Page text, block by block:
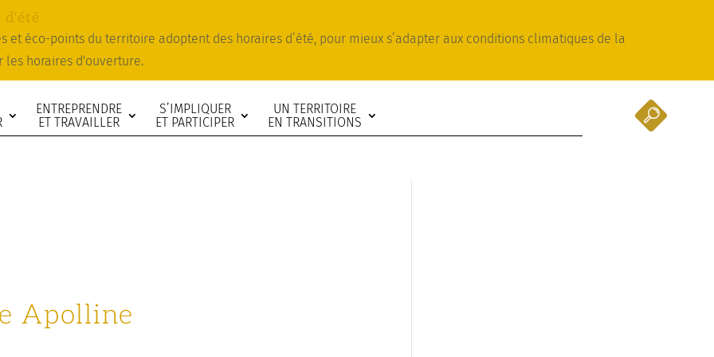
d'été
et éco-points du territoire adoptent des horaires d’été, pour mieux s’adapter aux conditions climatiques de la
les horaires d'ouverture.
ENTREPRENDRE
ET TRAVAILLER
S’IMPLIQUER
ET PARTICIPER
UN TERRITOIRE
EN TRANSITIONS
Apolline